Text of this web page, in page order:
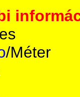
/Méter